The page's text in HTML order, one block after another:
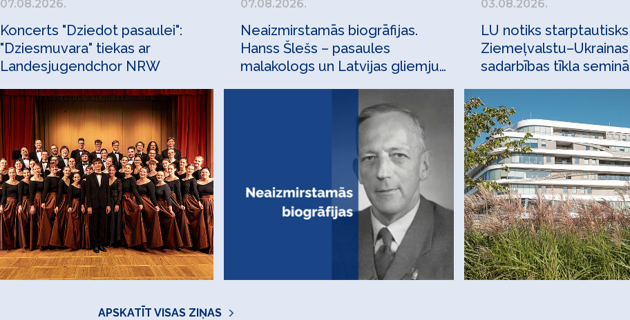
07.08.2026.
Koncerts "Dziedot pasaulei":
"Dziesmuvara" tiekas ar
Landesjugendchor NRW
07.08.2026.
Neaizmirstamās biogrāfijas.
Hanss Šlešs – pasaules
malakologs un Latvijas gliemju
03.08.2026.
LU notiks
Ziemeļvalstu–Ukrainas
sadarbības tīkla
APSKATĪT VISAS ZIŅAS